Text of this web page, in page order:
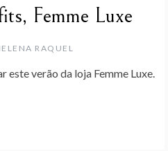
Femme Luxe
RAQUEL
este verão da loja Femme Luxe.